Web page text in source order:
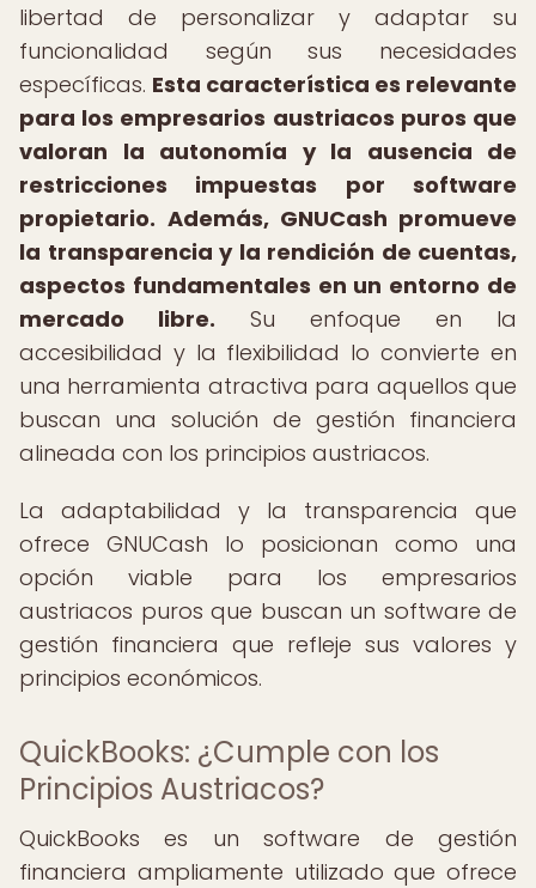
libertad de personalizar y adaptar su
funcionalidad según sus necesidades
específicas. Esta característica es relevante
para los empresarios austriacos puros que
valoran la autonomía y la ausencia de
restricciones impuestas por software
propietario. Además, GNUCash promueve
la transparencia y la rendición de cuentas,
aspectos fundamentales en un entorno de
mercado libre. Su enfoque en la
accesibilidad y la flexibilidad lo convierte en
una herramienta atractiva para aquellos que
buscan una solución de gestión financiera
alineada con los principios austriacos.
La adaptabilidad y la transparencia que
ofrece GNUCash lo posicionan como una
opción viable para los empresarios
austriacos puros que buscan un software de
gestión financiera que refleje sus valores y
principios económicos.
QuickBooks: ¿Cumple con los
Principios Austriacos?
QuickBooks es un software de gestión
financiera ampliamente utilizado que ofrece